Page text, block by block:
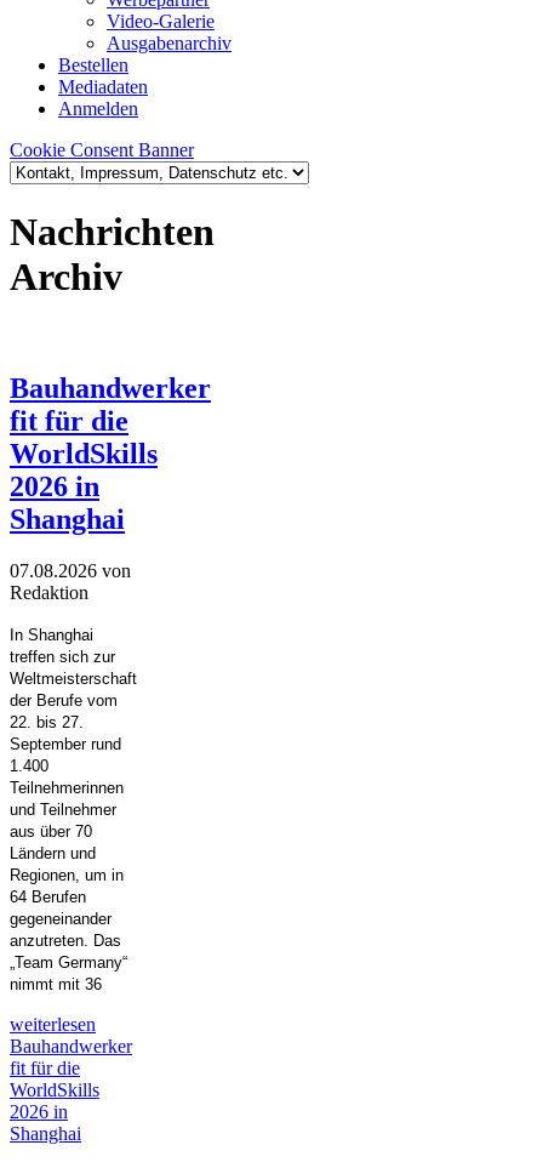
Video-Galerie
Ausgabenarchiv
Bestellen
Mediadaten
Anmelden
Cookie Consent Banner
Nachrichten
Archiv
Bauhandwerker
fit für die
WorldSkills
2026 in
Shanghai
07.08.2026 von
Redaktion
In Shanghai
treffen sich zur
Weltmeisterschaft
der Berufe vom
22. bis 27.
September rund
1.400
Teilnehmerinnen
und Teilnehmer
aus über 70
Ländern und
Regionen, um in
64 Berufen
gegeneinander
anzutreten. Das
„Team Germany“
nimmt mit 36
weiterlesen
Bauhandwerker
fit für die
WorldSkills
2026 in
Shanghai